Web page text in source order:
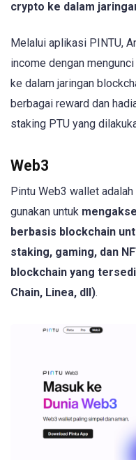
crypto ke dalam
Melalui aplikasi PINTU,
income dengan
ke dalam jaringan
berbagai reward dan
staking PTU yang
Web3
Pintu Web3 wallet
gunakan untuk
berbasis blockchain
staking, gaming, dan
blockchain yang
Chain, Linea, dll).